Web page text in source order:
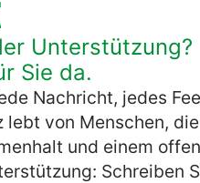
Unterstützung?
Sie da.
Nachricht, jedes
lebt von Menschen,
und einem
Schreiben